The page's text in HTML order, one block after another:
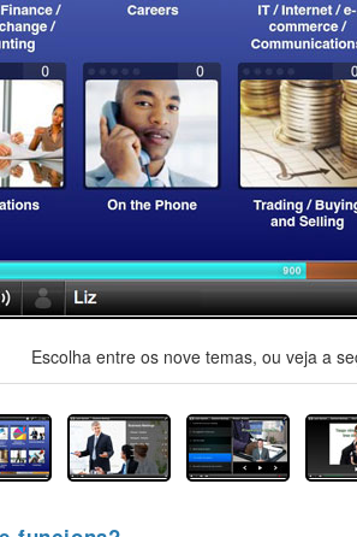
Escolha entre os nove temas, ou veja a